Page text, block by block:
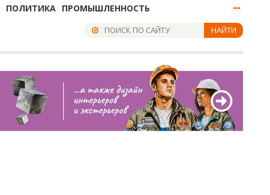
ПОЛИТИКА ПРОМЫШЛЕННОСТЬ
НАЙТИ